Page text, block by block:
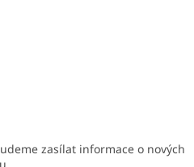
zasílat informace o nových